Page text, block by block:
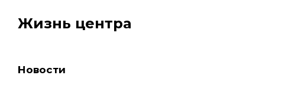
Жизнь центра
Новости